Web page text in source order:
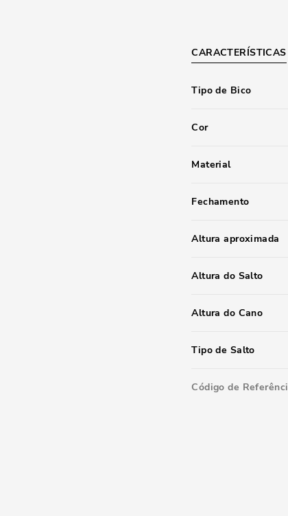
CARACTERÍSTICAS
Tipo de Bico
Cor
Material
Fechamento
Altura aproximada
Altura do Salto
Altura do Cano
Tipo de Salto
Código de